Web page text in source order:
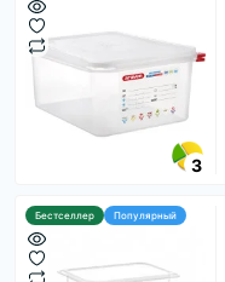
3
Бестселлер Популярный